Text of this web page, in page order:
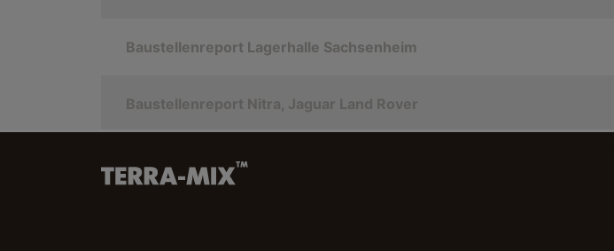
Baustellenreport Lagerhalle Sachsenheim
Baustellenreport Nitra, Jaguar Land Rover